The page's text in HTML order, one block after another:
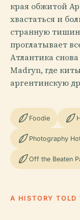
края обжитой
хвастаться и
странную
проглатывает
Атлантика
Madryn, где
аргентинскую
Foodie
Photography
Off the Beaten
A HISTORY TOLD